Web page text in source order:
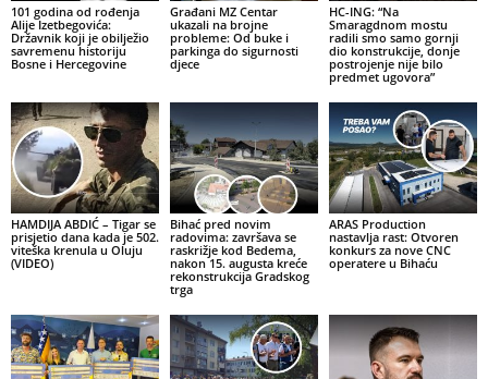
101 godina od rođenja
Alije Izetbegovića:
Državnik koji je obilježio
savremenu historiju
Bosne i Hercegovine
Građani MZ Centar
ukazali na brojne
probleme: Od buke i
parkinga do sigurnosti
djece
HC-ING: “Na
Smaragdnom mostu
radili smo samo gornji
dio konstrukcije, donje
postrojenje nije bilo
predmet ugovora”
HAMDIJA ABDIĆ – Tigar se
prisjetio dana kada je 502.
viteška krenula u Oluju
(VIDEO)
Bihać pred novim
radovima: završava se
raskrižje kod Bedema,
nakon 15. augusta kreće
rekonstrukcija Gradskog
trga
ARAS Production
nastavlja rast: Otvoren
konkurs za nove CNC
operatere u Bihaću